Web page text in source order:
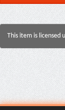
This item is licensed